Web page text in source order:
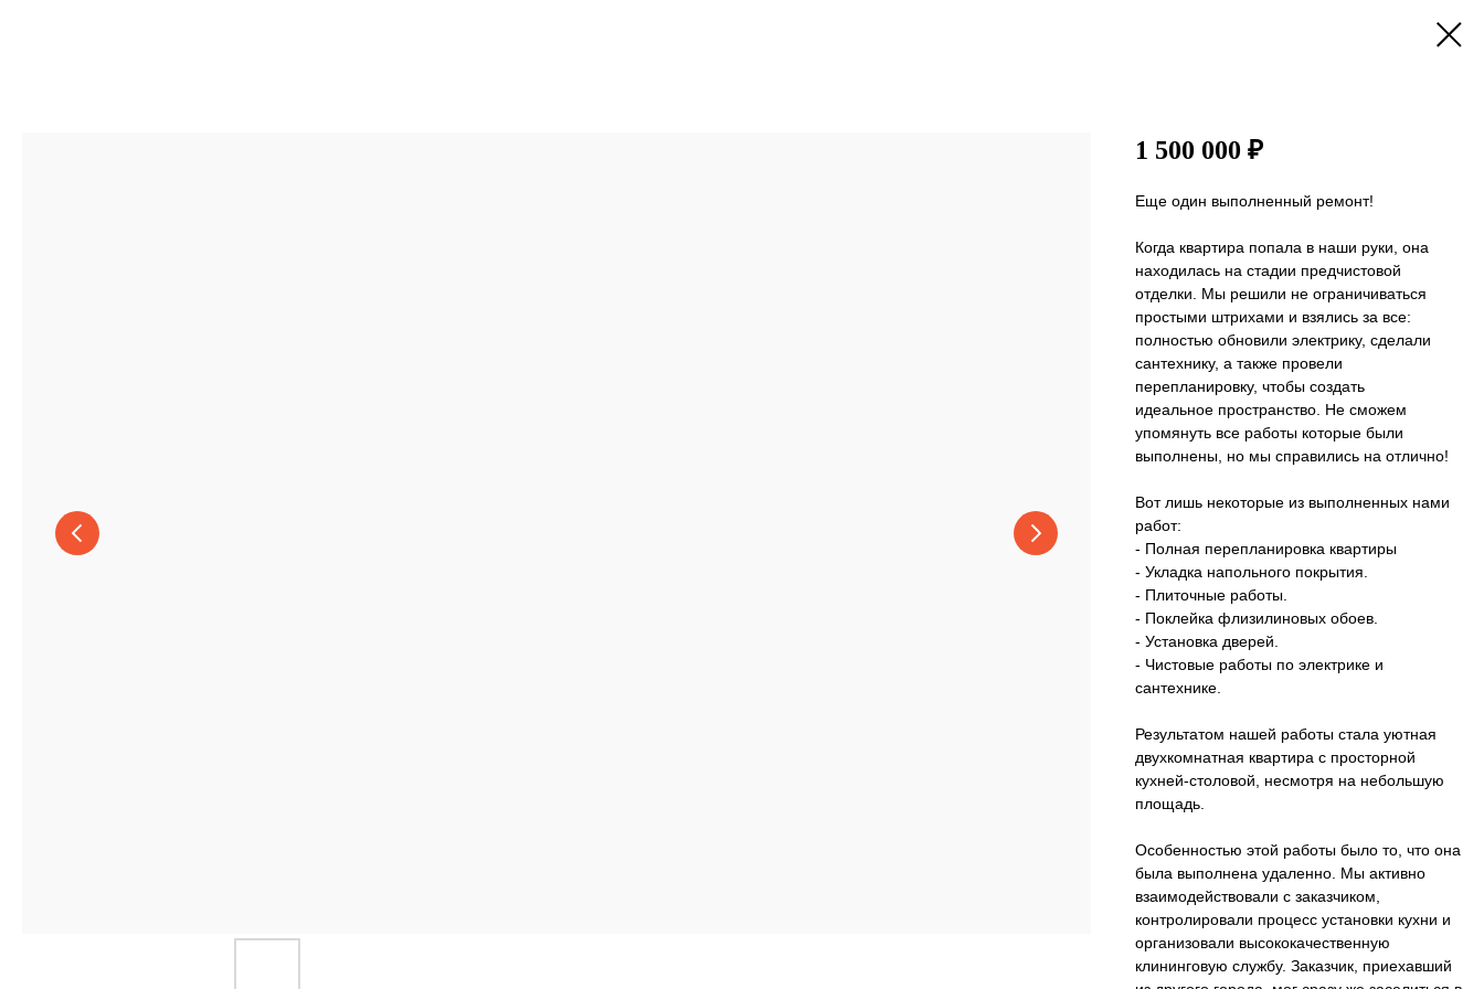
1 500 000 ₽
Еще один выполненный ремонт!
Когда квартира попала в наши руки, она
находилась на стадии предчистовой
отделки. Мы решили не ограничиваться
простыми штрихами и взялись за все:
полностью обновили электрику, сделали
сантехнику, а также провели
перепланировку, чтобы создать
идеальное пространство. Не сможем
упомянуть все работы которые были
выполнены, но мы справились на отлично!
Вот лишь некоторые из выполненных нами
работ:
- Полная перепланировка квартиры
- Укладка напольного покрытия.
- Плиточные работы.
- Поклейка флизилиновых обоев.
- Установка дверей.
- Чистовые работы по электрике и
сантехнике.
Результатом нашей работы стала уютная
двухкомнатная квартира с просторной
кухней-столовой, несмотря на небольшую
площадь.
Особенностью этой работы было то, что она
была выполнена удаленно. Мы активно
взаимодействовали с заказчиком,
контролировали процесс установки кухни и
организовали высококачественную
клининговую службу. Заказчик, приехавший